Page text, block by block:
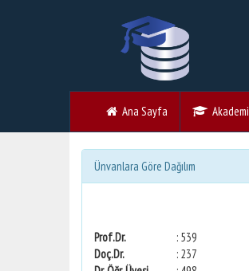
Ana Sayfa
Ünvanlara Göre Dağılım
Prof.Dr.
: 539
Doç.Dr.
: 237